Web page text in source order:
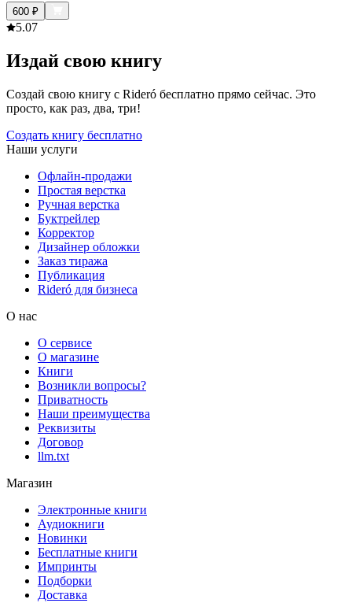
600 ₽
5.07
Издай свою книгу
Создай свою книгу с Rideró бесплатно прямо сейчас. Это
просто, как раз, два, три!
Создать книгу бесплатно
Наши услуги
Офлайн-продажи
Простая верстка
Ручная верстка
Буктрейлер
Корректор
Дизайнер обложки
Заказ тиража
Публикация
Rideró для бизнеса
О нас
О сервисе
О магазине
Книги
Возникли вопросы?
Приватность
Наши преимущества
Реквизиты
Договор
llm.txt
Магазин
Электронные книги
Аудиокниги
Новинки
Бесплатные книги
Импринты
Подборки
Доставка